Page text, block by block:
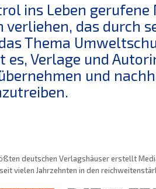
ins Leben
verliehen, das durch
Thema
es, Verlage und
und
deutschen Verlagshäuser erstellt
vielen Jahrzehnten in den